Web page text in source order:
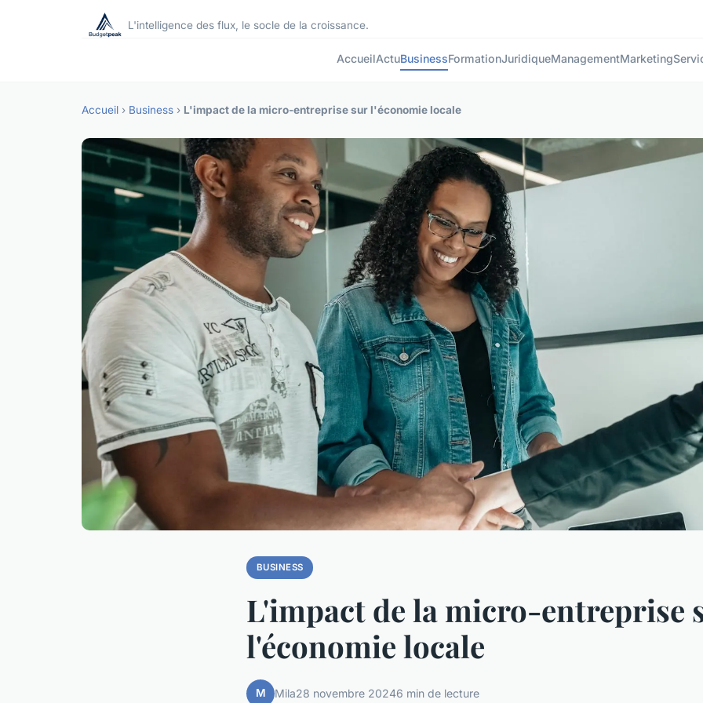
L'intelligence des flux, le socle de la croissance.
AccueilActuBusinessFormationJuridiqueManagementMarketing
Accueil › Business › L'impact de la micro-entreprise sur l'économie locale
BUSINESS
L'impact de la micro-entreprise
l'économie locale
M Mila28 novembre 20246 min de lecture